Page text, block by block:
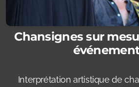
Chansignes sur
Interprétation artistique de